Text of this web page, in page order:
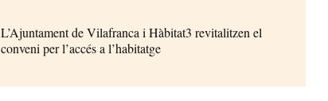
L’Ajuntament de Vilafranca i Hàbitat3 revitalitzen el
conveni per l’accés a l’habitatge